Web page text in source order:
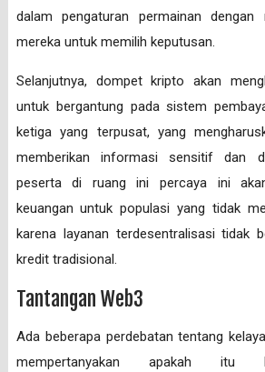
dalam pengaturan permainan dengan
mereka untuk memilih keputusan.
Selanjutnya, dompet kripto akan
untuk bergantung pada sistem
ketiga yang terpusat, yang
memberikan informasi sensitif dan
peserta di ruang ini percaya ini
keuangan untuk populasi yang tidak
karena layanan terdesentralisasi tidak
kredit tradisional.
Tantangan Web3
Ada beberapa perdebatan tentang
mempertanyakan apakah itu